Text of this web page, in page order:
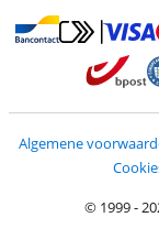
Betalen metBetalen met
Algemene
© 1999 -